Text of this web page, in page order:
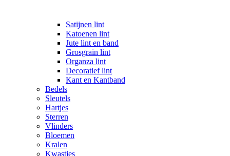
Satijnen lint
Katoenen lint
Jute lint en band
Grosgrain lint
Organza lint
Decoratief lint
Kant en Kantband
Bedels
Sleutels
Hartjes
Sterren
Vlinders
Bloemen
Kralen
Kwastjes